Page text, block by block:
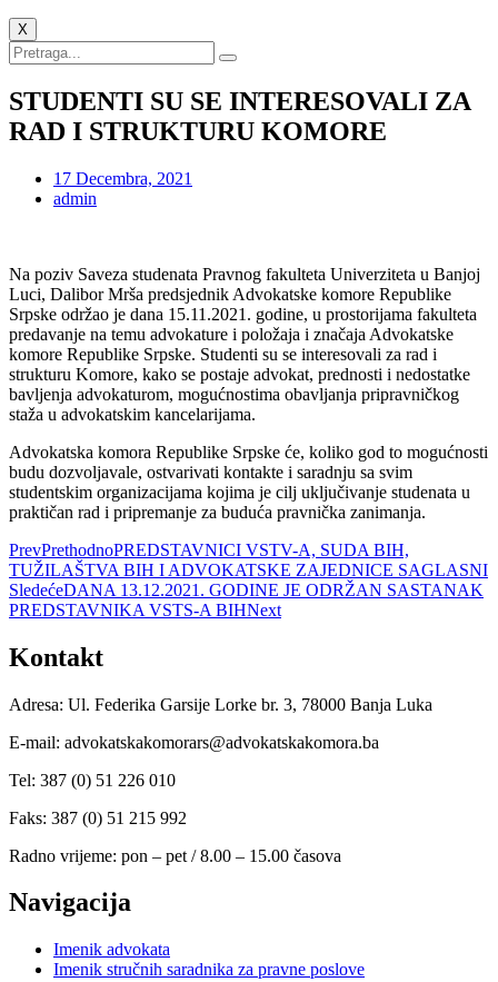
X
STUDENTI SU SE INTERESOVALI ZA
RAD I STRUKTURU KOMORE
17 Decembra, 2021
admin
Na poziv Saveza studenata Pravnog fakulteta Univerziteta u Banjoj
Luci, Dalibor Mrša predsjednik Advokatske komore Republike
Srpske održao je dana 15.11.2021. godine, u prostorijama fakulteta
predavanje na temu advokature i položaja i značaja Advokatske
komore Republike Srpske. Studenti su se interesovali za rad i
strukturu Komore, kako se postaje advokat, prednosti i nedostatke
bavljenja advokaturom, mogućnostima obavljanja pripravničkog
staža u advokatskim kancelarijama.
Advokatska komora Republike Srpske će, koliko god to mogućnosti
budu dozvoljavale, ostvarivati kontakte i saradnju sa svim
studentskim organizacijama kojima je cilj uključivanje studenata u
praktičan rad i pripremanje za buduća pravnička zanimanja.
PrevPrethodnoPREDSTAVNICI VSTV-A, SUDA BIH,
TUŽILAŠTVA BIH I ADVOKATSKE ZAJEDNICE SAGLASNI
SledećeDANA 13.12.2021. GODINE JE ODRŽAN SASTANAK
PREDSTAVNIKA VSTS-A BIHNext
Kontakt
Adresa: Ul. Federika Garsije Lorke br. 3, 78000 Banja Luka
E-mail: advokatskakomorars@advokatskakomora.ba
Tel: 387 (0) 51 226 010
Faks: 387 (0) 51 215 992
Radno vrijeme: pon – pet / 8.00 – 15.00 časova
Navigacija
Imenik advokata
Imenik stručnih saradnika za pravne poslove